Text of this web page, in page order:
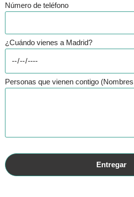
Número de teléfono
¿Cuándo vienes a Madrid?
Personas que vienen contigo